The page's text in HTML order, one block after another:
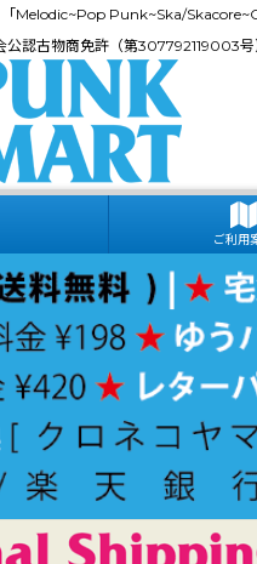
Punk~Ska/
公認古物商免許（第307792119003
ご利用